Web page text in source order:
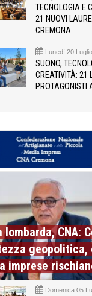
TECNOLOGIA E
21 NUOVI
CREMONA
Lunedì 20
SUONO,
CREATIVITÀ: 21
PROTAGONISTI
lombarda, CNA:
geopolitica,
imprese
Domenica 05